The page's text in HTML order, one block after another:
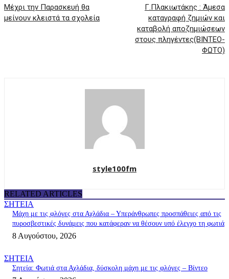
Μέχρι την Παρασκευή θα
μείνουν κλειστά τα σχολεία
Γ.Πλακιωτάκης : Άμεσα
καταγραφή ζημιών και
καταβολή αποζημιώσεων
στους πληγέντες(ΒΙΝΤΕΟ-
ΦΩΤΟ)
style100fm
RELATED ARTICLES
ΣΗΤΕΙΑ
Μάχη με τις φλόγες στα Αχλάδια – Υπεράνθρωπες προσπάθειες από τις
πυροσβεστικές δυνάμεις που κατάφεραν να θέσουν υπό έλεγχο τη φωτιά
8 Αυγούστου, 2026
ΣΗΤΕΙΑ
Σητεία: Φωτιά στα Αχλάδια, δύσκολη μάχη με τις φλόγες – Βίντεο